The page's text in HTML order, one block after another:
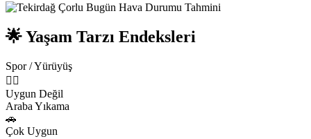
🌟 Yaşam Tarzı Endeksleri
Spor / Yürüyüş
🏃‍♂️
Uygun Değil
Araba Yıkama
🚗
Çok Uygun